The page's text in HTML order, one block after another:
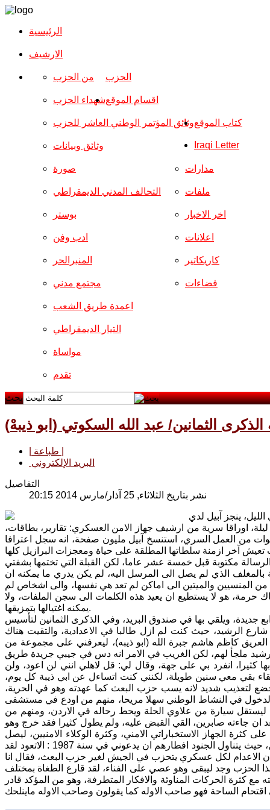
الرئيسية
الارشیف
الحزب من الحزب
شهداء الحزب
وثائق المؤتمر الوطني العاشر للحزب
وثائق وبيانات
اقسام الموقع
صورة
التحالف المدني الديمقراطي
بوستر
ادب وفن
المنبرالحر
مجتمع مدني
مدارات
ملفات
اخر الاخبار
اعلانات
كاريكاتير
فضاءات
اعمدة طريق الشعب
التيار الديمقراطي
مواساة
تقدم
كتاب الموقع
Iraqi Letter
بحث
لمناسبة الذكرى الثمانين/ عبد الله السكوتي
البريد الإلكتروني
التفاصيل
نشر بتاريخ الثلاثاء, 25 آذار/مارس 2014 20:15
ينجز آبيل لدي
اوراقا سرية من ارشيف جهاز الامن العسكري: تقارير، بطاقات،
من العمل السري، استنسخ آبيل مليون صفحة، انه سجل اعترافا
مكتوبة قبل خمسة عشر عاما، لكن القبلة التي تختمها بشفتي
بالمغلف الذي لم يصل الى المرسل اليه، لم يكن يدري ما يمكنه ان
المنسيين والميتين الى اماكن لم تعد هي نفسها، والى اشخاص لم
حرمة، هو لا يستطيع ان يعيد هذه الكلمات الى سجن الملفات، ولا
يمكنه اغتيالها بتمزيقها.
جديدة، ويلقي بها في صندوق البريد، وفي الذكرى الثمانين لتأسيس
العراقي تجاذبت الافكار طويلا حتى احالتني الى سنة 1978 والى شارع الرشيد، حيث كنت لم ازل طالبا في الاعدادية، والتقيت هناك
كاظم هاشم جبرة الله (ابو ذيبه)، ليعرفني على مجموعة من
ملجأ لهم، لكن الغريب في الامر انه دس في جيبي جريدة طريق
انفرد بي على جهة، وقال لي: قل لاهلي انني لن اعود، ولن
بقي معي سنين طويلة، لكنني كنت اتساءل عن ابي ذيبة كل يوم،
لتعذيب شديد لانه يسب حزب البعث كما عهدته وهو في الحرية،
والدخول في النشاط الوطني سهلا مريحا، منهم من اودع في مستشفى
سيارة من علاوي الحلة ويحط رحاله في الاردن، ومنهم من
ان جاءته صابرين، القي القبض عليه، ولم يطول كثيرا فقد خرج وهو
الجهاز الاستخباراتي الامني، وكثرة الوكلاء الامنيين، ليصل
الامر بعلي تكنلوجيا ابو اوميد، وقد التقيته بالصدفة في البانزين خانة في الثورة داخل، حيث يتناول الجنود افطارهم ان يدعوني في سنة 1987 : الاتعود لقد
الاعدام لكل عسكري يتحزب في الجيش لغير حزب البعث، فقال انا
هذا الحزب وجد ليبقى وهو عصي على الفناء، لقد قارع الطغاة بمختلف
كثرة الحركات المناوئة والافكار المتطرفة، وهو من المؤكد قادر